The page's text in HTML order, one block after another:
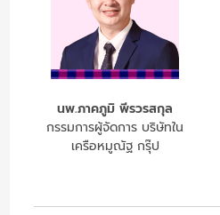
นพ.ภาคภูมิ พีรวรสกุล
กรรมการผู้จัดการ บริษัทใน
เครือหมูณัฐ กรุ๊ป